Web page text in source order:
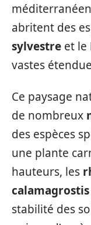
abritent des
sylvestre et le
vastes
Ce paysage
de nombreux
des espèces
une plante
hauteurs, les
calamagrostis
stabilité des